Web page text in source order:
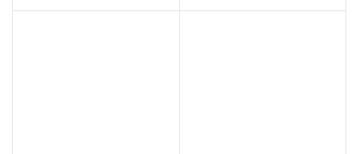
otvor na hlavu umožní jednoduché